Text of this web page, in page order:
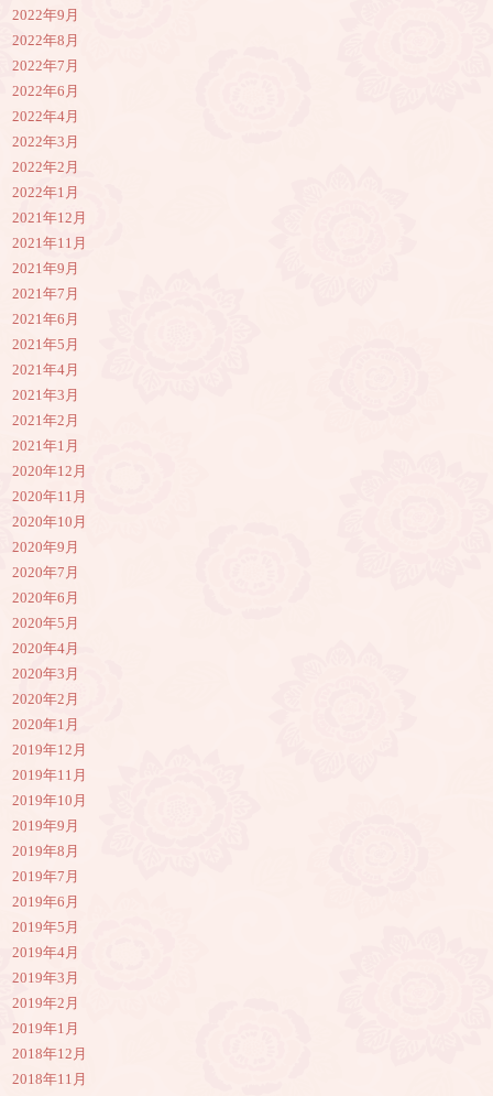
2022年9月
2022年8月
2022年7月
2022年6月
2022年4月
2022年3月
2022年2月
2022年1月
2021年12月
2021年11月
2021年9月
2021年7月
2021年6月
2021年5月
2021年4月
2021年3月
2021年2月
2021年1月
2020年12月
2020年11月
2020年10月
2020年9月
2020年7月
2020年6月
2020年5月
2020年4月
2020年3月
2020年2月
2020年1月
2019年12月
2019年11月
2019年10月
2019年9月
2019年8月
2019年7月
2019年6月
2019年5月
2019年4月
2019年3月
2019年2月
2019年1月
2018年12月
2018年11月